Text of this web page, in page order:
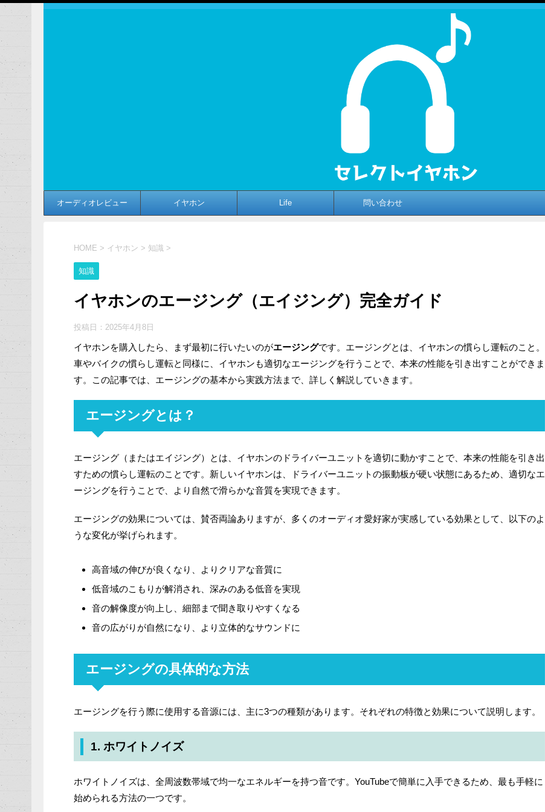
オーディオレビュー イヤホン Life 問い合わせ
HOME > イヤホン > 知識 >
知識
イヤホンのエージング（エイジング）完全ガイド
投稿日： 2025年4月8日
イヤホンを購入したら、まず最初に行いたいのがエージングです。エージングとは、イヤホンの慣らし運転のこと。
車やバイクの慣らし運転と同様に、イヤホンも適切なエージングを行うことで、本来の性能を引き出すことができま
す。この記事では、エージングの基本から実践方法まで、詳しく解説していきます。
エージングとは？
エージング（またはエイジング）とは、イヤホンのドライバーユニットを適切に動かすことで、本来の性能を引き出
すための慣らし運転のことです。新しいイヤホンは、ドライバーユニットの振動板が硬い状態にあるため、適切なエ
ージングを行うことで、より自然で滑らかな音質を実現できます。
エージングの効果については、賛否両論ありますが、多くのオーディオ愛好家が実感している効果として、以下のよ
うな変化が挙げられます。
高音域の伸びが良くなり、よりクリアな音質に
低音域のこもりが解消され、深みのある低音を実現
音の解像度が向上し、細部まで聞き取りやすくなる
音の広がりが自然になり、より立体的なサウンドに
エージングの具体的な方法
エージングを行う際に使用する音源には、主に3つの種類があります。それぞれの特徴と効果について説明します。
1. ホワイトノイズ
ホワイトノイズは、全周波数帯域で均一なエネルギーを持つ音です。YouTubeで簡単に入手できるため、最も手軽に
始められる方法の一つです。